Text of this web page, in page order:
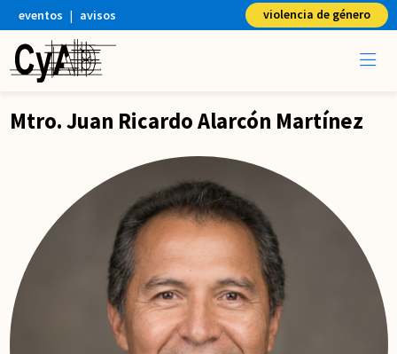
eventos | avisos violencia de género
Mtro. Juan Ricardo Alarcón Martínez